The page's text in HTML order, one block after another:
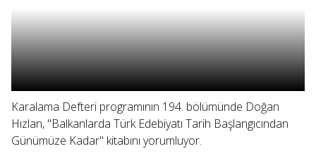
Karalama Defteri programının 194. bölümünde Doğan
Hızlan, "Balkanlarda Türk Edebiyatı Tarih Başlangıcından
Günümüze Kadar" kitabını yorumluyor.